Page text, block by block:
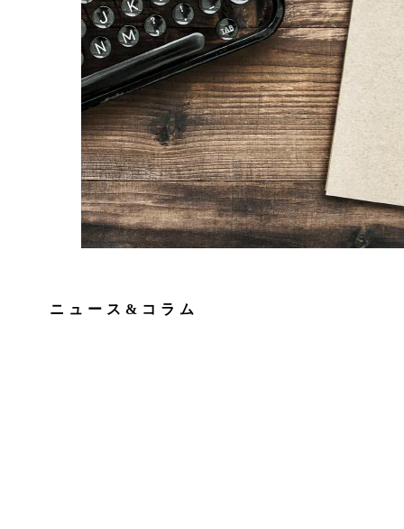
ニュース&コラム